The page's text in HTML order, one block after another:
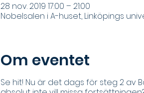
28 nov. 2019 17:00 – 21:00
Nobelsalen i A-huset, Linköpings
Om eventet
Se hit! Nu är det dags för steg 2 av